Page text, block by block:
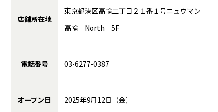
店舗所在地
東京都港区高輪二丁目２１番１号ニュウマン
高輪 North 5F
電話番号 03-6277-0387
オープン日 2025年9月12日（金）